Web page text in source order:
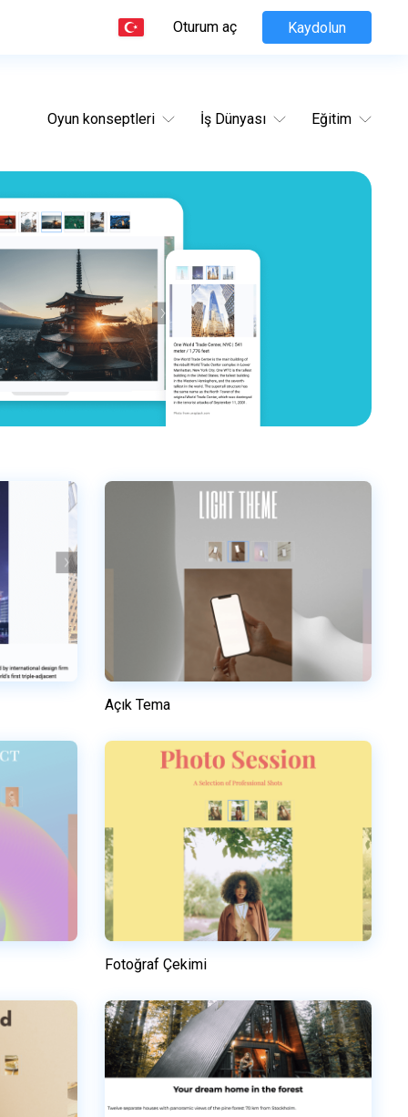
Oturum aç Kaydolun
Oyun konseptleri İş Dünyası Eğitim
Bu şablonu kullanın
Açık Tema
Bu şablonu kullanın
Fotoğraf Çekimi